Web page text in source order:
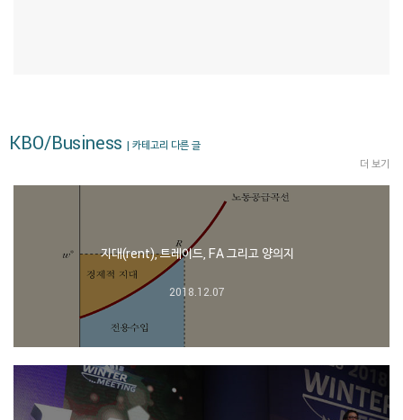
KBO/Business | 카테고리 다른 글
더 보기
지대(rent), 트레이드, FA 그리고 양의지
2018.12.07